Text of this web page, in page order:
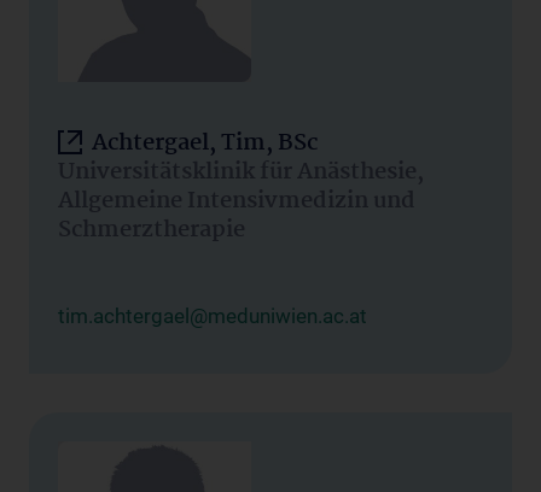
Achtergael, Tim, BSc
Universitätsklinik für Anästhesie,
Allgemeine Intensivmedizin und
Schmerztherapie
tim.achtergael@meduniwien.ac.at